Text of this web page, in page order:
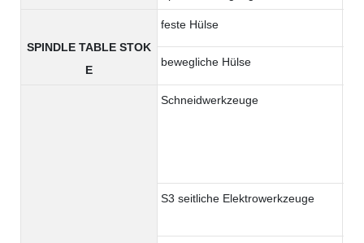
SPINDLE TABLE STOK
E
feste Hülse
bewegliche Hülse
Schneidwerkzeuge
S3 seitliche Elektrowerkzeuge